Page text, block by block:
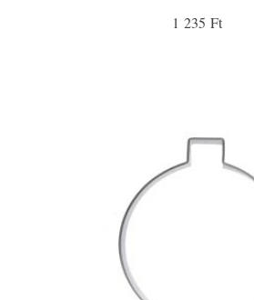
1 235 Ft